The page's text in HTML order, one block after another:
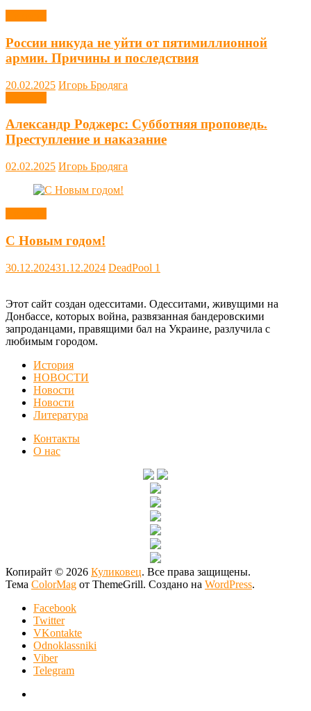
России никуда не уйти от пятимиллионной
армии. Причины и последствия
20.02.2025 Игорь Бродяга
Александр Роджерс: Субботняя проповедь.
Преступление и наказание
02.02.2025 Игорь Бродяга
С Новым годом!
30.12.202431.12.2024 DeadPool 1
Этот сайт создан одесситами. Одесситами, живущими на
Донбассе, которых война, развязанная бандеровскими
запроданцами, правящими бал на Украине, разлучила с
любимым городом.
История
НОВОСТИ
Новости
Новости
Литература
Контакты
О нас
Копирайт © 2026 Куликовец. Все права защищены.
Тема ColorMag от ThemeGrill. Создано на WordPress.
Facebook
Twitter
VKontakte
Odnoklassniki
Viber
Telegram